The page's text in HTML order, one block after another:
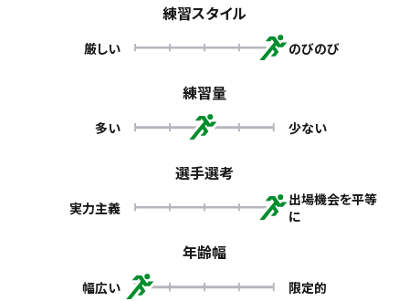
練習スタイル
厳しい のびのび
練習量
多い 少ない
選手選考
実力主義
出場機会を平等
に
年齢幅
幅広い 限定的